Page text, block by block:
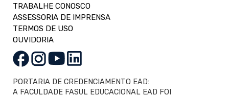
TRABALHE CONOSCO
ASSESSORIA DE IMPRENSA
TERMOS DE USO
OUVIDORIA
PORTARIA DE CREDENCIAMENTO EAD:
A FACULDADE FASUL EDUCACIONAL EAD FOI